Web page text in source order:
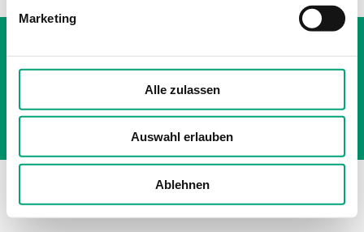
Marketing
Alle zulassen
Auswahl erlauben
Ablehnen
Cookie policy